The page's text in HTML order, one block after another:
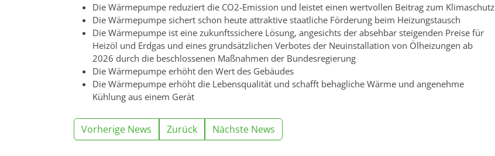
Die Wärmepumpe reduziert die CO2-Emission und leistet einen wertvollen Beitrag zum Klimaschutz
Die Wärmepumpe sichert schon heute attraktive staatliche Förderung beim Heizungstausch
Die Wärmepumpe ist eine zukunftssichere Lösung, angesichts der absehbar steigenden Preise für
Heizöl und Erdgas und eines grundsätzlichen Verbotes der Neuinstallation von Ölheizungen ab
2026 durch die beschlossenen Maßnahmen der Bundesregierung
Die Wärmepumpe erhöht den Wert des Gebäudes
Die Wärmepumpe erhöht die Lebensqualität und schafft behagliche Wärme und angenehme
Kühlung aus einem Gerät
Vorherige News Zurück Nächste News